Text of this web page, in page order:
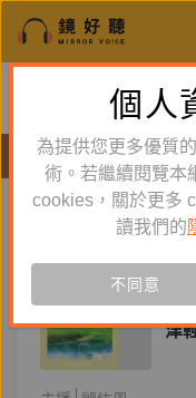
鏡好聽全
體驗全面升級
有聲書
津
個人
為提供您更多優質
術。若繼續閱覽本
cookies，關於更多
讀我們的
不同意